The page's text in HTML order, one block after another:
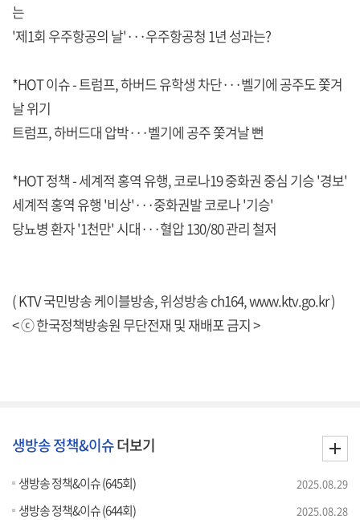
는
'제1회 우주항공의 날'···우주항공청 1년 성과는?
*HOT 이슈 - 트럼프, 하버드 유학생 차단···벨기에 공주도 쫓겨
날 위기
트럼프, 하버드대 압박···벨기에 공주 쫓겨날 뻔
*HOT 정책 - 세계적 홍역 유행, 코로나19 중화권 중심 기승 '경보'
세계적 홍역 유행 '비상'···중화권발 코로나 '기승'
당뇨병 환자 '1천만' 시대···혈압 130/80 관리 철저
( KTV 국민방송 케이블방송, 위성방송 ch164,www.ktv.go.kr)
< ⓒ 한국정책방송원 무단전재 및 재배포 금지 >
생방송 정책&이슈더보기
생방송 정책&이슈 (645회) 2025.08.29
생방송 정책&이슈 (644회) 2025.08.28